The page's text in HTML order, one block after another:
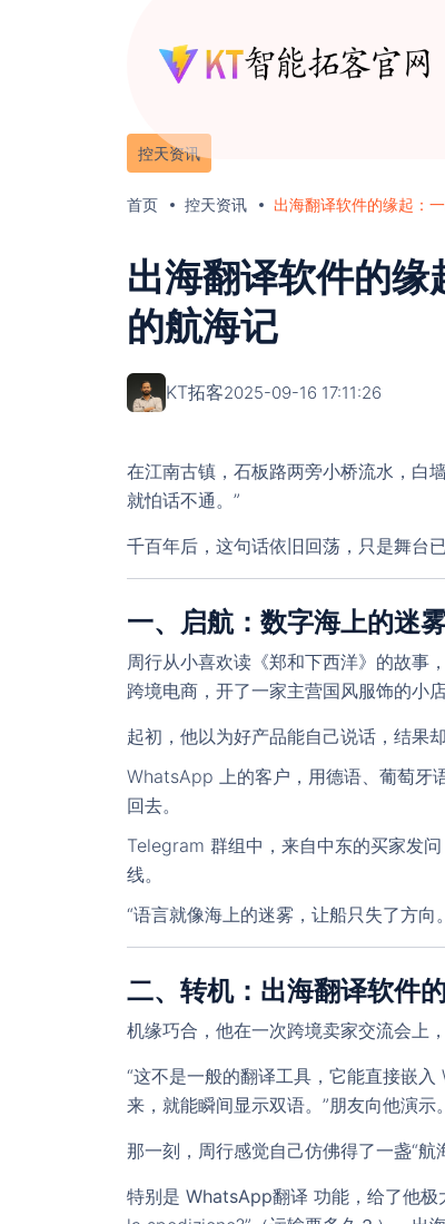
控天资讯
首页 控天资讯 出海翻译软件的缘起：
出海翻译软件的
的航海记
KT拓客2025-09-16 17:11:26
在江南古镇，石板路两旁小桥流水，白
就怕话不通。”
千百年后，这句话依旧回荡，只是舞台
一、启航：数字海上的迷
周行从小喜欢读《郑和下西洋》的故事
跨境电商，开了一家主营国风服饰的小店
起初，他以为好产品能自己说话，结果
WhatsApp 上的客户，用德语、葡萄牙
回去。
Telegram 群组中，来自中东的买家发
线。
“语言就像海上的迷雾，让船只失了方向
二、转机：出海翻译软件
机缘巧合，他在一次跨境卖家交流会上
“这不是一般的翻译工具，它能直接嵌
来，就能瞬间显示双语。”朋友向他演示。
那一刻，周行感觉自己仿佛得了一盏“航
特别是 WhatsApp翻译 功能，给了他